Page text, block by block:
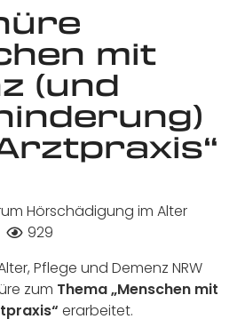
mit
(und
Hörschädigung im Alter
929
Pflege und Demenz NRW
zum Thema „Menschen mit
erarbeitet.